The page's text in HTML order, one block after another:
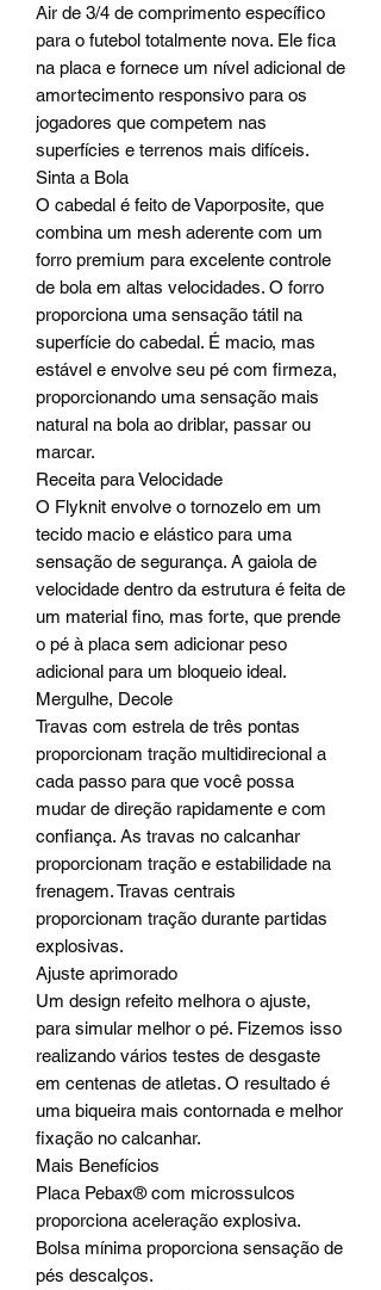
Air de 3/4 de comprimento específico
para o futebol totalmente nova. Ele fica
na placa e fornece um nível adicional de
amortecimento responsivo para os
jogadores que competem nas
superfícies e terrenos mais difíceis.
Sinta a Bola
O cabedal é feito de Vaporposite, que
combina um mesh aderente com um
forro premium para excelente controle
de bola em altas velocidades. O forro
proporciona uma sensação tátil na
superfície do cabedal. É macio, mas
estável e envolve seu pé com firmeza,
proporcionando uma sensação mais
natural na bola ao driblar, passar ou
marcar.
Receita para Velocidade
O Flyknit envolve o tornozelo em um
tecido macio e elástico para uma
sensação de segurança. A gaiola de
velocidade dentro da estrutura é feita de
um material fino, mas forte, que prende
o pé à placa sem adicionar peso
adicional para um bloqueio ideal.
Mergulhe, Decole
Travas com estrela de três pontas
proporcionam tração multidirecional a
cada passo para que você possa
mudar de direção rapidamente e com
confiança. As travas no calcanhar
proporcionam tração e estabilidade na
frenagem. Travas centrais
proporcionam tração durante partidas
explosivas.
Ajuste aprimorado
Um design refeito melhora o ajuste,
para simular melhor o pé. Fizemos isso
realizando vários testes de desgaste
em centenas de atletas. O resultado é
uma biqueira mais contornada e melhor
fixação no calcanhar.
Mais Benefícios
Placa Pebax® com microssulcos
proporciona aceleração explosiva.
Bolsa mínima proporciona sensação de
pés descalços.